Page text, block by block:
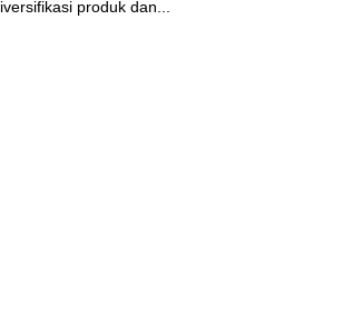
produk dan...